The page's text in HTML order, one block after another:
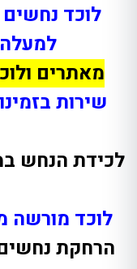
לוכד
למעלה מ-15
מאתרים
לכידת הנחש
לוכד מורשה
הרחקת